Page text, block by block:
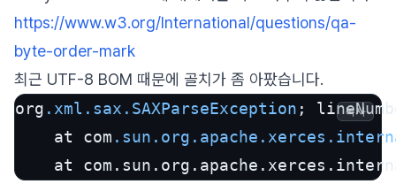
https://www.w3.org/International/questions/qa-
byte-order-mark
최근 UTF-8 BOM 때문에 골치가 좀 아팠습니다.
org .xml .sax .SAXParseException ;
	at com
.sun .org .apache .xerces
at
복사